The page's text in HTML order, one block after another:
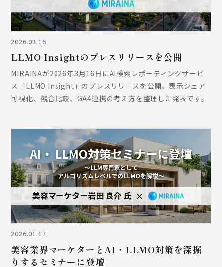
2026.03.16
LLMO Insightのプレスリリースを公開
MIRAINAが2026年3月16日にAI検索レポーティングサービ
ス「LLMO Insight」のプレスリリースを公開。表示シェア
可視化、競合比較、GA4連携の考え方を整理した発表です。
2026.01.17
美容業界マーケターとAI・LLMO対策を深掘
りするセミナーに登壇